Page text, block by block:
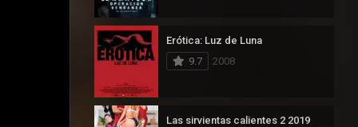
Erótica: Luz de Luna
9.7
2008
Las sirvientas calientes 2 2019